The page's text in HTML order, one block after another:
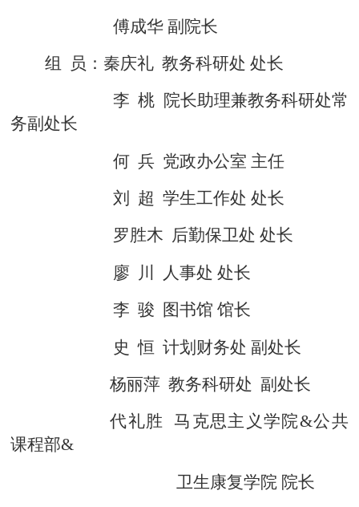
傅成华 副院长
组
员：秦庆礼 教务科研处 处长
李 桃 院长助理兼教务科研处常
务副处长
何 兵 党政办公室 主任
刘
超 学生工作处 处长
罗胜木 后勤保卫处 处长
廖 川
人事处 处长
李 骏 图书馆 馆长
史 恒 计划财务处 副处长
杨丽萍 教务科研处 副处长
代礼胜
马克思主义学院&公共
课程部&
卫生康复学院 院长